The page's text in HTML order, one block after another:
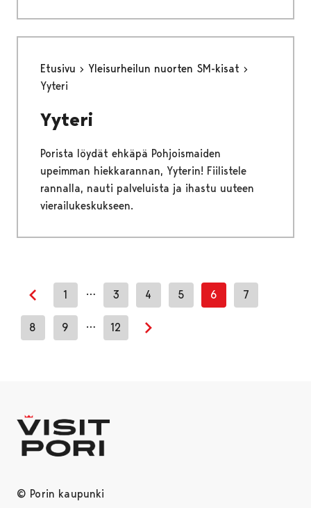
Etusivu
Yleisurheilun nuorten SM-kisat
Yyteri
Yyteri
Porista löydät ehkäpä Pohjoismaiden
upeimman hiekkarannan, Yyterin! Fiilistele
rannalla, nauti palveluista ja ihastu uuteen
vierailukeskukseen.
Previous page
1 … 3 4 5 6 7
8 9 … 12
© Porin kaupunki